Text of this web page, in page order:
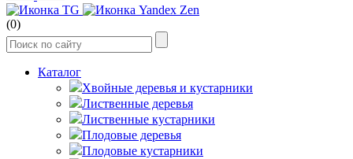
(0)
Каталог
Хвойные деревья и кустарники
Лиственные деревья
Лиственные кустарники
Плодовые деревья
Плодовые кустарники